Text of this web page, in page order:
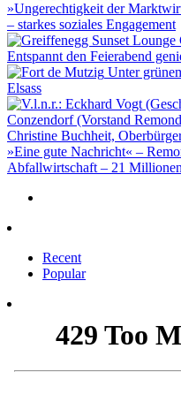
»Ungerechtigkeit der
– starkes soziales Engagement
Entspannt den Feierabend
Unter
Elsass
»Eine gute Nachricht« –
Abfallwirtschaft – 21
Recent
Popular